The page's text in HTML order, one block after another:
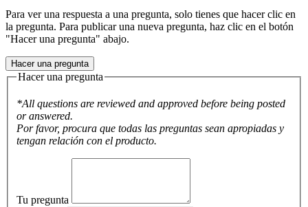
Para ver una respuesta a una pregunta, solo tienes que hacer clic en
la pregunta. Para publicar una nueva pregunta, haz clic en el botón
"Hacer una pregunta" abajo.
Hacer una pregunta
Hacer una pregunta
*All questions are reviewed and approved before being posted
or answered.
Por favor, procura que todas las preguntas sean apropiadas y
tengan relación con el producto.
Tu pregunta